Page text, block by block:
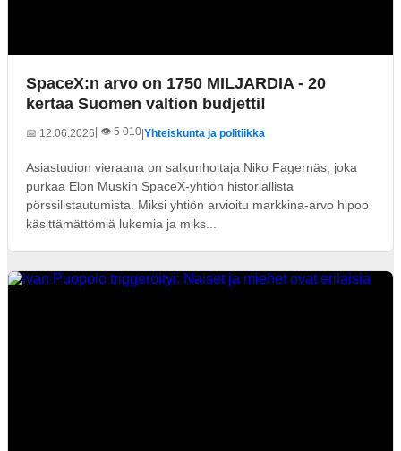
SpaceX:n arvo on 1750 MILJARDIA - 20
kertaa Suomen valtion budjetti!
📅 12.06.2026 | 👁️ 5 010|Yhteiskunta ja politiikka
Asiastudion vieraana on salkunhoitaja Niko Fagernäs, joka
purkaa Elon Muskin SpaceX-yhtiön historiallista
pörssilistautumista. Miksi yhtiön arvioitu markkina-arvo hipoo
käsittämättömiä lukemia ja miks...